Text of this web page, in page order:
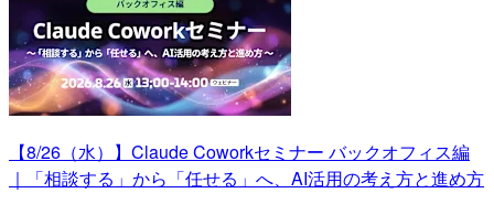
【8/26（水）】Claude Coworkセミナー バックオフィス編
｜「相談する」から「任せる」へ、AI活用の考え方と進め方